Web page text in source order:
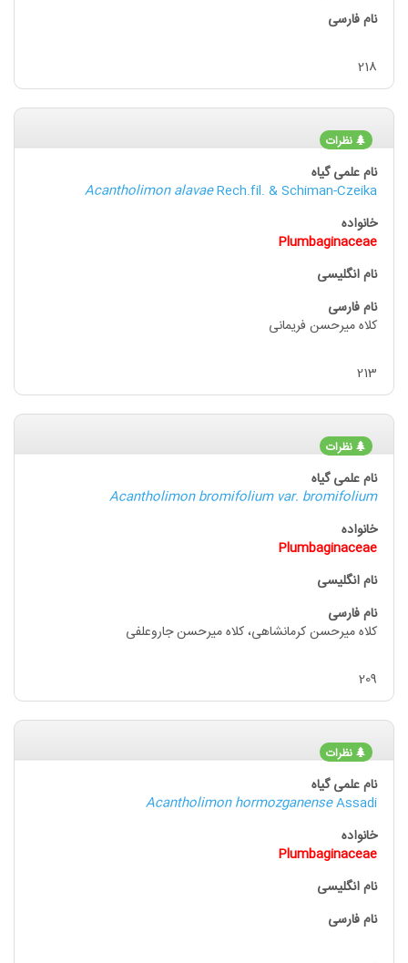
218
نظرات
Acantholimon alavaeRech.fil. & Schiman-Czeika
Plumbaginaceae
کلاه میرحسن فریمانی
213
نظرات
Acantholimon bromifolium var. bromifolium
Plumbaginaceae
کلاه میرحسن کرمانشاهی، کلاه میرحسن جاروعلفی
209
نظرات
Acantholimon hormozganenseAssadi
Plumbaginaceae